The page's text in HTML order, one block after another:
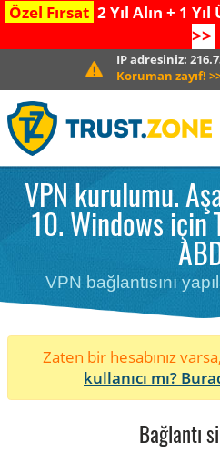
Özel Fırsat 2 Yıl Alın + 1 Yıl
>>
IP adresiniz:
Koruman zayıf!
VPN kurulumu.
10. Windows için
VPN bağlantısını
Zaten bir hesabınız
kullanıcı mı?
Bağlantı